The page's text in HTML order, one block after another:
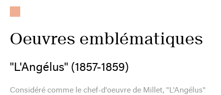
Oeuvres emblématiques
"L'Angélus" (1857-1859)
Considéré comme le chef-d'oeuvre de Millet, "L'Angélus"